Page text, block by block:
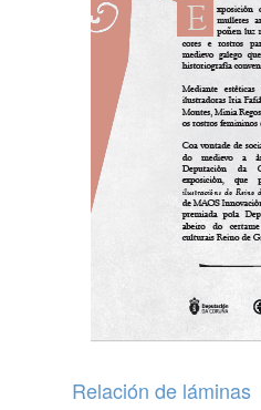
Relación de láminas